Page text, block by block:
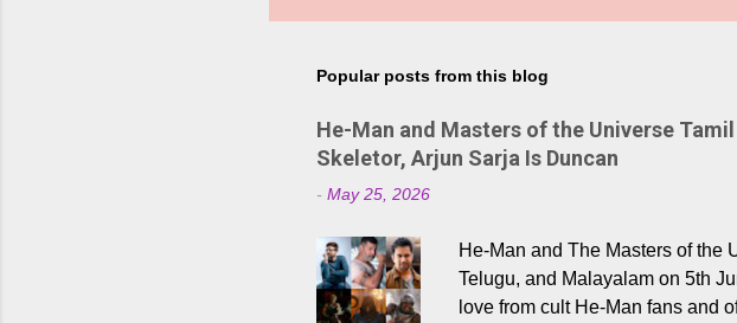
Popular posts from this blog
He-Man and Masters of the Universe
Skeletor, Arjun Sarja Is Duncan
- May 25, 2026
He-Man and The Masters of the
Telugu, and Malayalam on 5th
love from cult He-Man fans and